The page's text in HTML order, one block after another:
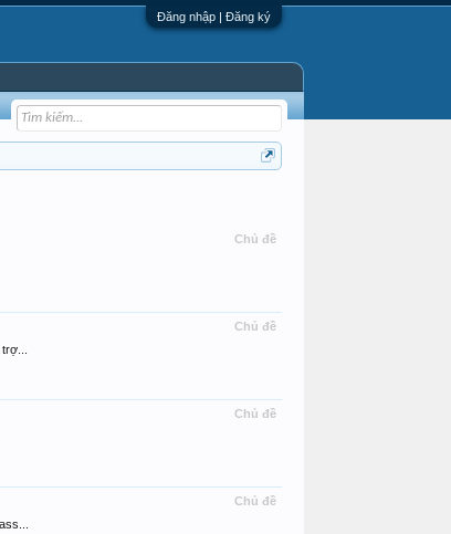
Đăng nhập | Đăng ký
Chủ đề
Chủ đề
Chủ đề
Chủ đề